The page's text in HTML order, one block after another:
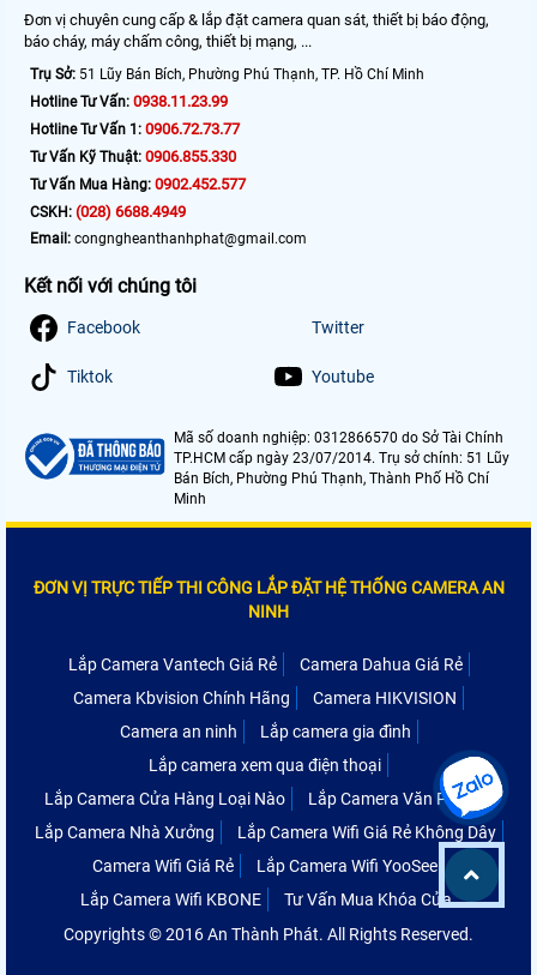
Đơn vị chuyên cung cấp & lắp đặt camera quan sát, thiết bị báo động,
báo cháy, máy chấm công, thiết bị mạng, ...
Trụ Sở: 51 Lũy Bán Bích, Phường Phú Thạnh, TP. Hồ Chí Minh
Hotline Tư Vấn: 0938.11.23.99
Hotline Tư Vấn 1: 0906.72.73.77
Tư Vấn Kỹ Thuật: 0906.855.330
Tư Vấn Mua Hàng: 0902.452.577
CSKH: (028) 6688.4949
Email: congngheanthanhphat@gmail.com
Kết nối với chúng tôi
Facebook Twitter
Tiktok Youtube
Mã số doanh nghiệp: 0312866570 do Sở Tài Chính
TP.HCM cấp ngày 23/07/2014. Trụ sở chính: 51 Lũy
Bán Bích, Phường Phú Thạnh, Thành Phố Hồ Chí
Minh
ĐƠN VỊ TRỰC TIẾP THI CÔNG LẮP ĐẶT HỆ THỐNG CAMERA AN
NINH
Lắp Camera Vantech Giá Rẻ
Camera Dahua Giá Rẻ
Camera Kbvision Chính Hãng
Camera HIKVISION
Camera an ninh
Lắp camera gia đình
Lắp camera xem qua điện thoại
Lắp Camera Cửa Hàng Loại Nào
Lắp Camera Văn Phòng
Lắp Camera Nhà Xưởng
Lắp Camera Wifi Giá Rẻ Không Dây
Camera Wifi Giá Rẻ
Lắp Camera Wifi YooSee
Lắp Camera Wifi KBONE
Tư Vấn Mua Khóa Cửa
Copyrights © 2016 An Thành Phát. All Rights Reserved.